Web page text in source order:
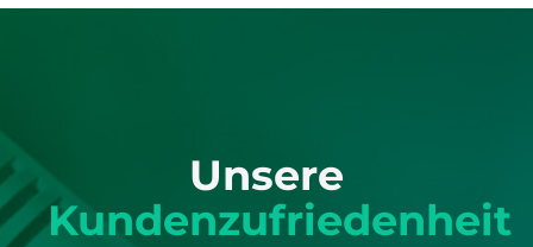
Unsere
Kundenzufriedenheit